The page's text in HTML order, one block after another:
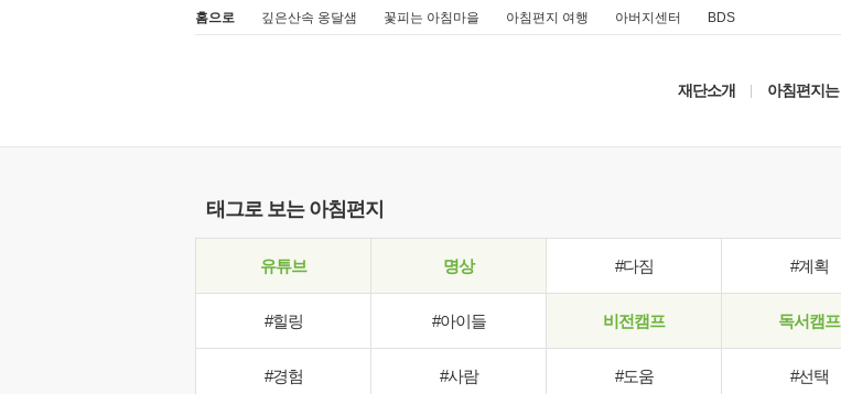
홈으로 깊은산속 옹달샘 꽃피는 아침마을 아침편지 여행 아버지센터 BDS
재단소개 아침편지는
태그로 보는 아침편지
유튜브 명상 #다짐 #계획
#힐링 #아이들 비전캠프 독서캠프
#경험 #사람 #도움 #선택